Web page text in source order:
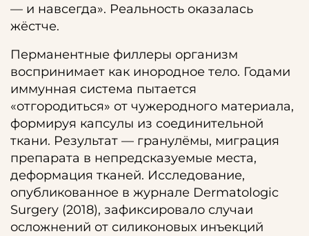
— и навсегда». Реальность оказалась
жёстче.
Перманентные филлеры организм
воспринимает как инородное тело. Годами
иммунная система пытается
«отгородиться» от чужеродного материала,
формируя капсулы из соединительной
ткани. Результат — гранулёмы, миграция
препарата в непредсказуемые места,
деформация тканей. Исследование,
опубликованное в журнале Dermatologic
Surgery (2018), зафиксировало случаи
осложнений от силиконовых инъекций